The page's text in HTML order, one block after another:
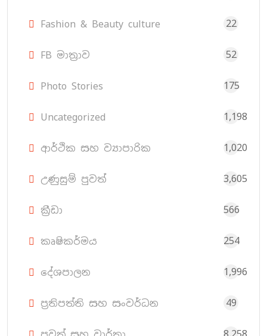
Fashion & Beauty culture 22
FB මාත්‍රාව 52
Photo Stories 175
Uncategorized 1,198
ආර්ථික සහ ව්‍යාපාරික 1,020
උණුසුම් පුවත් 3,605
ක්‍රීඩා 566
කෘෂිකර්මය 254
දේශපාලන 1,996
ප්‍රතිපත්ති සහ සංවර්ධන 49